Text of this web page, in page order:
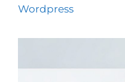
Wordpress